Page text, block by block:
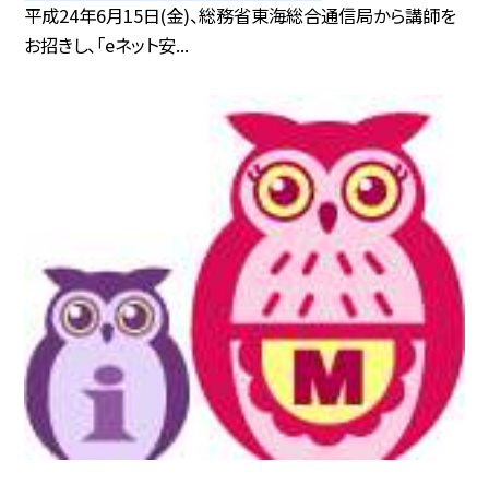
平成24年6月15日(金)、総務省東海総合通信局から講師を
お招きし、「eネット安...